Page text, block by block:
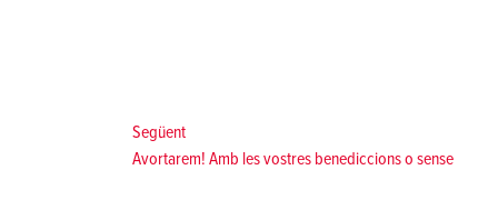
SegüentSegüent:
Avortarem! Amb les vostres benediccions o sense